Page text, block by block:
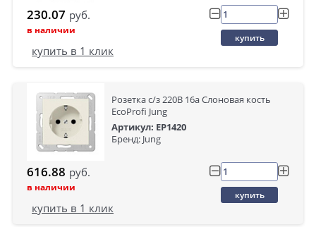
230.07 руб.
в наличии
купить
купить в 1 клик
Розетка с/з 220В 16а Слоновая кость
EcoProfi Jung
Артикул: EP1420
Бренд: Jung
616.88 руб.
в наличии
купить
купить в 1 клик